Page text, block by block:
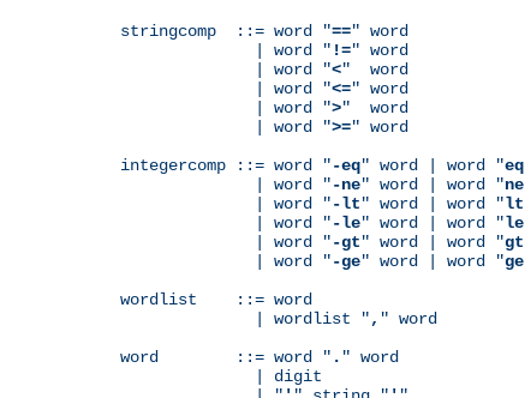
stringcomp  ::= word "==" word
              | word "
!=" word
              | word "
<"  word
              | word "
<=" word
              | word "
>"  word
              | word "
>=" word
integercomp ::= word "-eq" word | word "eq
              | word "
-ne" word | word "ne
              | word "
-lt" word | word "lt
              | word "
-le" word | word "le
              | word "
-gt" word | word "gt
              | word "
-ge" word | word "ge
wordlist    ::= word
              | wordlist "
, " word
word        ::= word " . " word
              | digit